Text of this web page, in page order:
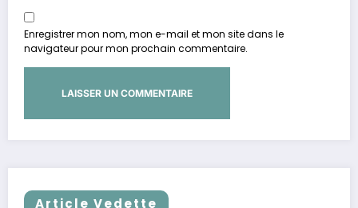
Enregistrer mon nom, mon e-mail et mon site dans le
navigateur pour mon prochain commentaire.
Article Vedette